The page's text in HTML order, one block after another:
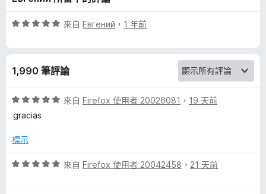
l
t
o
:
評
，
分
分
來自 Евгений ， 1 年前
1,990 筆評論
評
價
分
滿
來自 Firefox 使用者 20026081 ， 19 天前
gracias
標示
評
來自 Firefox 使用者 20042458 ， 21 天前